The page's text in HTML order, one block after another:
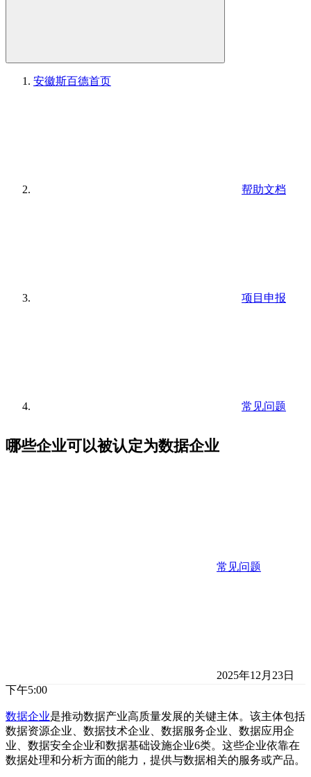
安徽斯百德首页
帮助文档
项目申报
常见问题
哪些企业可以被认定为数据企业
常见问题
2025年12月23日
下午5:00
数据企业是推动数据产业高质量发展的关键主体。该主体包括
数据资源企业、数据技术企业、数据服务企业、数据应用企
业、数据安全企业和数据基础设施企业6类。这些企业依靠在
数据处理和分析方面的能力，提供与数据相关的服务或产品。